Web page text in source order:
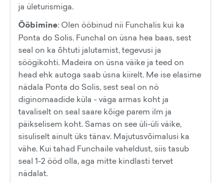
ja ületurismiga.
Ööbimine: Olen ööbinud nii Funchalis kui ka
Ponta do Solis. Funchal on üsna hea baas, sest
seal on ka õhtuti jalutamist, tegevusi ja
söögikohti. Madeira on üsna väike ja teed on
head ehk autoga saab üsna kiirelt. Me ise elasime
nädala Ponta do Solis, sest seal on nö
diginomaadide küla - väga armas koht ja
tavaliselt on seal saare kõige parem ilm ja
päikselisem koht. Samas on see üli-üli väike,
sisuliselt ainult üks tänav. Majutusvõimalusi ka
vähe. Kui tahad Funchaile vaheldust, siis tasub
seal 1-2 ööd olla, aga mitte kindlasti tervet
nädalat.